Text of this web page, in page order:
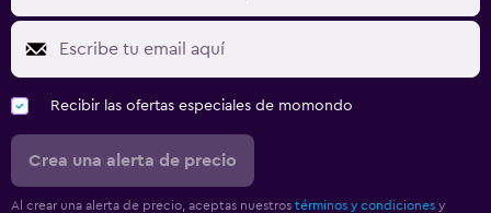
Recibir las ofertas especiales de momondo
Crea una alerta de precio
Al crear una alerta de precio, aceptas nuestros términos y condiciones y